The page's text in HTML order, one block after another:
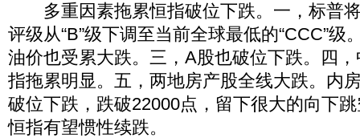
多重因素拖累恒指破位下跌。一，标普
评级从“B”级下调至当前全球最低的“CCC”级
油价也受累大跌。三，A股也破位下跌。四
指拖累明显。五，两地房产股全线大跌。内
破位下跌，跌破22000点，留下很大的向下
恒指有望惯性续跌。